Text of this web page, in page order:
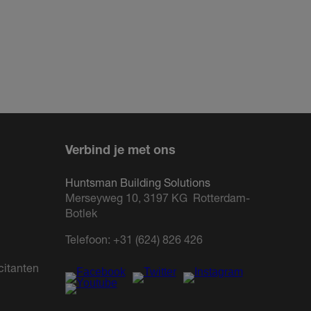
Verbind je met ons
Huntsman Building Solutions
Merseyweg 10, 3197 KG Rotterdam-
Botlek
Telefoon: +31 (624) 826 426